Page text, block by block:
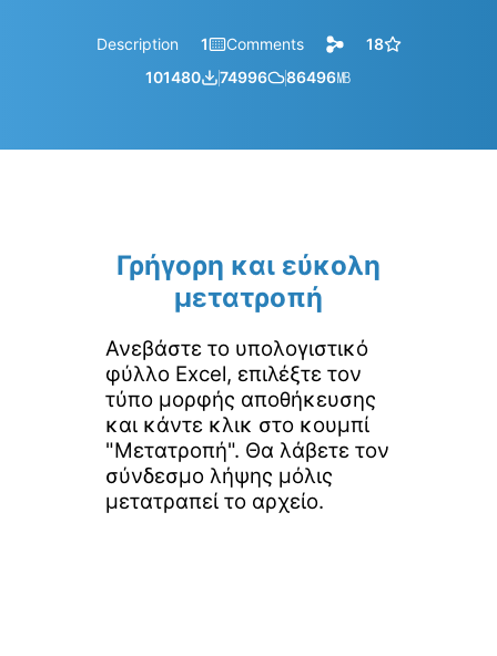
Description 1 Comments
18
101480
74996 86496㎆︎
Γρήγορη και εύκολη
μετατροπή
Ανεβάστε το υπολογιστικό
φύλλο Excel, επιλέξτε τον
τύπο μορφής αποθήκευσης
και κάντε κλικ στο κουμπί
"Μετατροπή". Θα λάβετε τον
σύνδεσμο λήψης μόλις
μετατραπεί το αρχείο.